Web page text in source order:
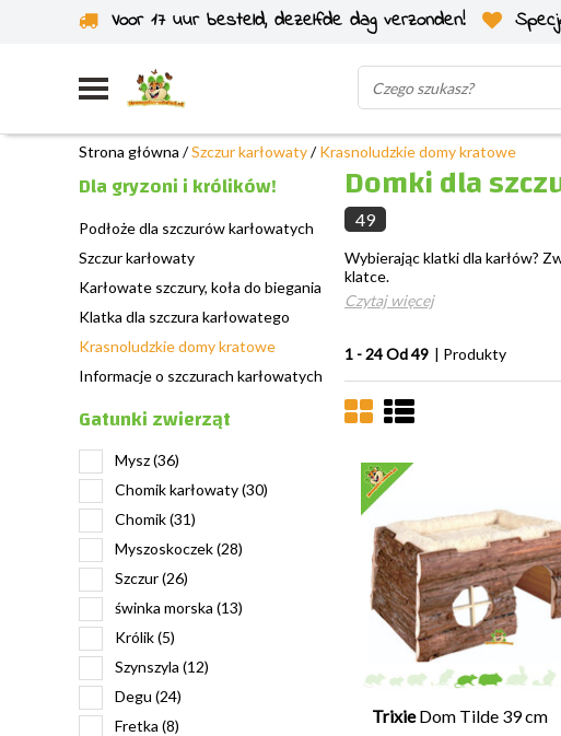
Voor 17 uur besteld, dezelfde dag verzonden!
Wysyłka z własnego magazynu
Strona główna /Szczur karłowaty/Krasnoludzkie domy kratowe
Dla gryzoni i królików!
Podłoże dla szczurów karłowatych
Szczur karłowaty
Karłowate szczury, koła do biegania
Klatka dla szczura karłowatego
Krasnoludzkie domy kratowe
Informacje o szczurach karłowatych
Gatunki zwierząt
Mysz(36)
Chomik karłowaty(30)
Chomik(31)
Myszoskoczek(28)
Szczur(26)
świnka morska (13)
Królik(5)
Szynszyla (12)
Degu (24)
Fretka (8)
Domki dla
49
Wybierając klatki dla karłów?
klatce.
Czytaj więcej
1 - 24 Od 49 | Produkty
Trixie Dom Tilde 39 cm